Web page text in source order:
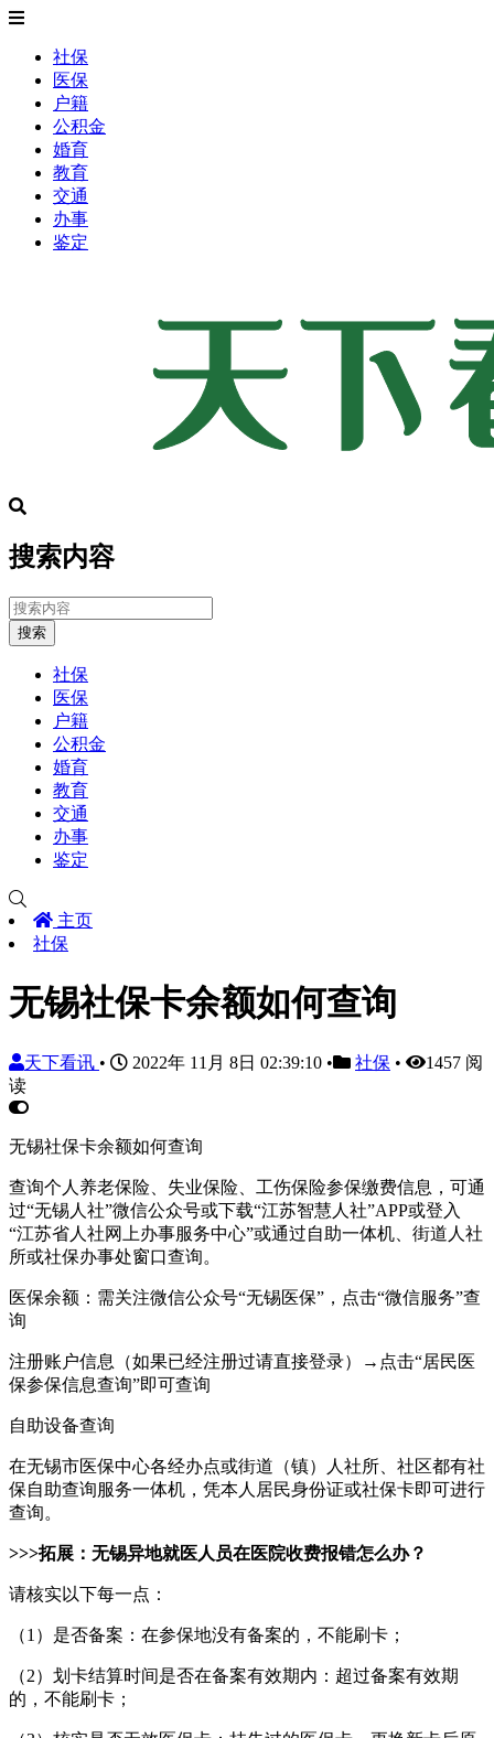
社保
医保
户籍
公积金
婚育
教育
交通
办事
鉴定
搜索内容
搜索
社保
医保
户籍
公积金
婚育
教育
交通
办事
鉴定
主页
社保
无锡社保卡余额如何查询
天下看讯 • 2022年 11月 8日 02:39:10 • 社保 •
1457 阅
读
无锡社保卡余额如何查询
查询个人养老保险、失业保险、工伤保险参保缴费信息，可通
过“无锡人社”微信公众号或下载“江苏智慧人社”APP或登入
“江苏省人社网上办事服务中心”或通过自助一体机、街道人社
所或社保办事处窗口查询。
医保余额：需关注微信公众号“无锡医保”，点击“微信服务”查
询
注册账户信息（如果已经注册过请直接登录）→点击“居民医
保参保信息查询”即可查询
自助设备查询
在无锡市医保中心各经办点或街道（镇）人社所、社区都有社
保自助查询服务一体机，凭本人居民身份证或社保卡即可进行
查询。
>>>拓展：无锡异地就医人员在医院收费报错怎么办？
请核实以下每一点：
（1）是否备案：在参保地没有备案的，不能刷卡；
（2）划卡结算时间是否在备案有效期内：超过备案有效期
的，不能刷卡；